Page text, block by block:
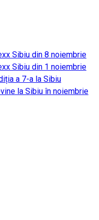
Sibiu din 8 noiembrie
Sibiu din 1 noiembrie
a 7-a la Sibiu
la Sibiu în noiembrie